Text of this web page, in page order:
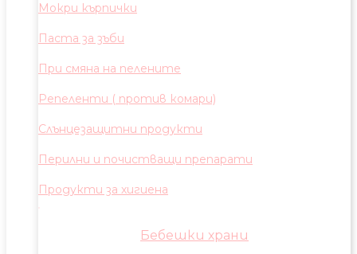
Мокри кърпички
Паста за зъби
При смяна на пелените
Репеленти ( против комари)
Слънцезащитни продукти
Перилни и почистващи препарати
Продукти за хигиена
Бебешки храни